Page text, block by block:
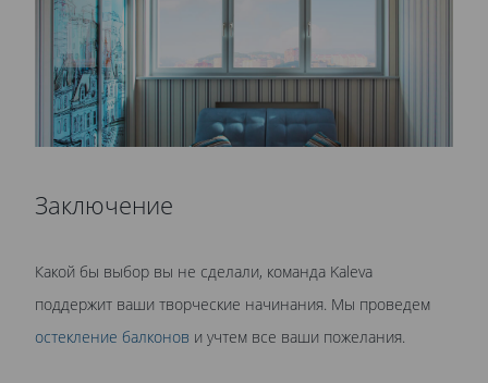
Заключение
Какой бы выбор вы не сделали, команда Kaleva
поддержит ваши творческие начинания. Мы проведем
остекление балконов и учтем все ваши пожелания.